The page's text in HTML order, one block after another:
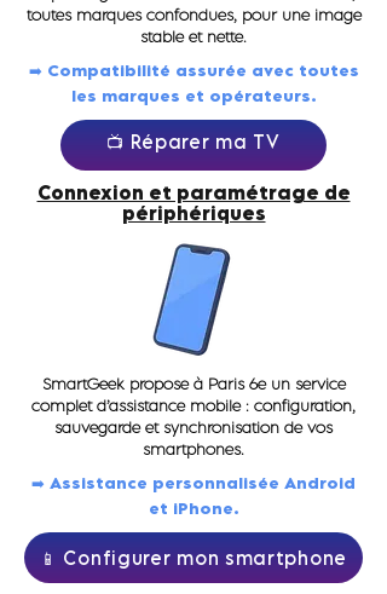
toutes marques confondues, pour une image
stable et nette.
➡️ Compatibilité assurée avec toutes
les marques et opérateurs.
📺 Réparer ma TV
Connexion et paramétrage de
périphériques
SmartGeek propose à Paris 6e un service
complet d’assistance mobile : configuration,
sauvegarde et synchronisation de vos
smartphones.
➡️ Assistance personnalisée Android
et iPhone.
📱 Configurer mon smartphone